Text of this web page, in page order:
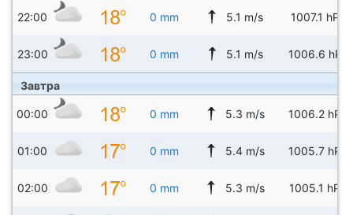
22:00 0 mm 5.1 m/s 1007.1 hPa
23:00 0 mm 5.1 m/s 1006.6 hPa
Завтра
00:00 0 mm 5.3 m/s 1006.2 hPa
01:00 0 mm 5.4 m/s 1005.7 hPa
02:00 0 mm 5.3 m/s 1005.1 hPa